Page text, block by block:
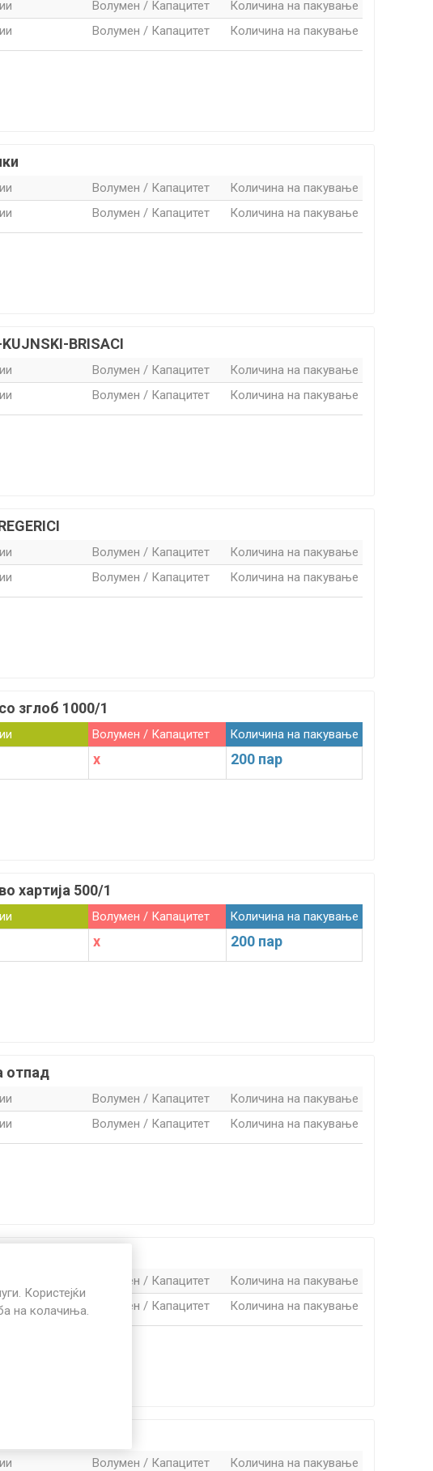
Волумен / Капацитет
Количина на пакување
Волумен / Капацитет Количина на пакување
Волумен / Капацитет
Количина на пакување
Волумен / Капацитет Количина на пакување
BRISACI
Волумен / Капацитет
Количина на пакување
Волумен / Капацитет Количина на пакување
Волумен / Капацитет
Количина на пакување
Волумен / Капацитет Количина на пакување
зглоб 1000/1
Волумен / Капацитет Количина на пакување
x 200 пар
хартија 500/1
Волумен / Капацитет Количина на пакување
x 200 пар
отпад
Волумен / Капацитет
Количина на пакување
Волумен / Капацитет Количина на пакување
Волумен / Капацитет
Количина на пакување
Волумен / Капацитет Количина на пакување
Волумен / Капацитет
Количина на пакување
Користејќи
на колачиња.